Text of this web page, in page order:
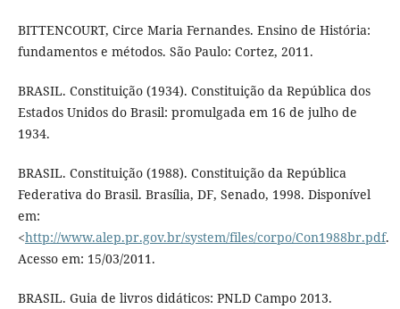
BITTENCOURT, Circe Maria Fernandes. Ensino de História:
fundamentos e métodos. São Paulo: Cortez, 2011.
BRASIL. Constituição (1934). Constituição da República dos
Estados Unidos do Brasil: promulgada em 16 de julho de
1934.
BRASIL. Constituição (1988). Constituição da República
Federativa do Brasil. Brasília, DF, Senado, 1998. Disponível
em:
<http://www.alep.pr.gov.br/system/files/corpo/Con1988br.pdf.
Acesso em: 15/03/2011.
BRASIL. Guia de livros didáticos: PNLD Campo 2013.